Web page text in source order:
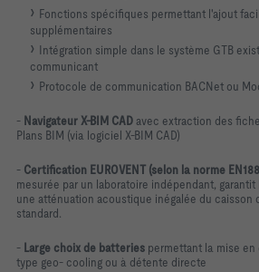
Fonctions spécifiques permettant l'ajout
supplémentaires
Intégration simple dans le système GTB
communicant
Protocole de communication BACNet ou
- Navigateur X-BIM CAD avec extraction des
Plans BIM (via logiciel X-BIM CAD)
- Certification EUROVENT (selon la norme
mesurée par un laboratoire indépendant,
une atténuation acoustique inégalée du caisson
standard.
- Large choix de batteries permettant la mise
type geo- cooling ou à détente directe